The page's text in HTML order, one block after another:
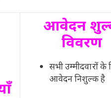
आवेदन
विवरण
सभी उम्मीदवारों के
आवेदन निशुल्क है